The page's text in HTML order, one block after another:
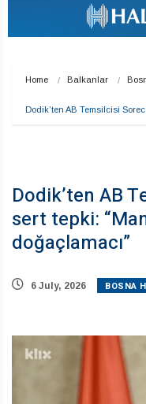
Home Balkanlar
Dodik’ten AB Temsilcisi
Dodik’ten AB
sert tepki:
doğaçlamacı”
6 July, 2026 BOSNA